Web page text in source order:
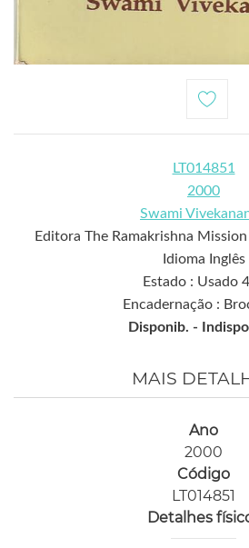
LT014851
2000
Swami
Editora The Ramakrishna
Idioma Inglês
Estado : Usado
Encadernação :
Disponib. -
MAIS
Ano
2000
Código
LT014851
Detalhes